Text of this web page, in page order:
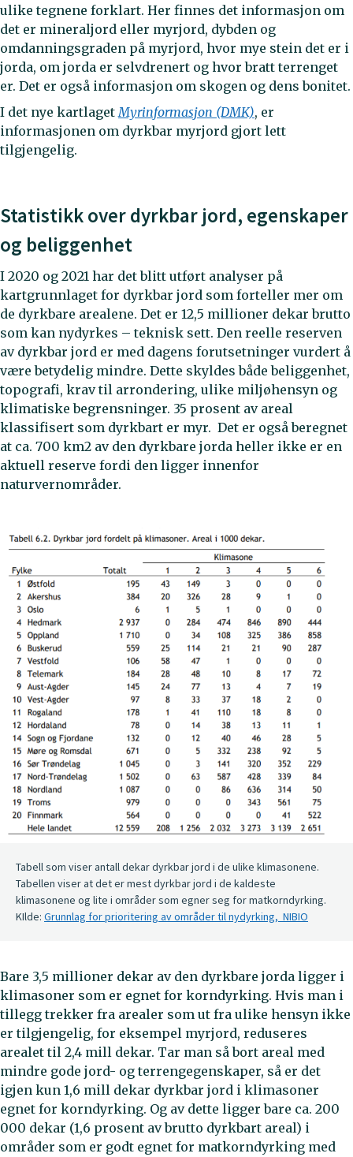
ulike tegnene forklart. Her finnes det informasjon om
det er mineraljord eller myrjord, dybden og
omdanningsgraden på myrjord, hvor mye stein det er i
jorda, om jorda er selvdrenert og hvor bratt terrenget
er. Det er også informasjon om skogen og dens bonitet.
I det nye kartlagetMyrinformasjon (DMK), er
informasjonen om dyrkbar myrjord gjort lett
tilgjengelig.
Statistikk over dyrkbar jord, egenskaper
og beliggenhet
I 2020 og 2021 har det blitt utført analyser på
kartgrunnlaget for dyrkbar jord som forteller mer om
de dyrkbare arealene. Det er 12,5 millioner dekar brutto
som kan nydyrkes – teknisk sett. Den reelle reserven
av dyrkbar jord er med dagens forutsetninger vurdert å
være betydelig mindre. Dette skyldes både beliggenhet,
topografi, krav til arrondering, ulike miljøhensyn og
klimatiske begrensninger. 35 prosent av areal
klassifisert som dyrkbart er myr. Det er også beregnet
at ca. 700 km2 av den dyrkbare jorda heller ikke er en
aktuell reserve fordi den ligger innenfor
naturvernområder.
Tabell som viser antall dekar dyrkbar jord i de ulike klimasonene.
Tabellen viser at det er mest dyrkbar jord i de kaldeste
klimasonene og lite i områder som egner seg for matkorndyrking.
KIlde: Grunnlag for prioritering av områder til nydyrking, NIBIO
Bare 3,5 millioner dekar av den dyrkbare jorda ligger i
klimasoner som er egnet for korndyrking. Hvis man i
tillegg trekker fra arealer som ut fra ulike hensyn ikke
er tilgjengelig, for eksempel myrjord, reduseres
arealet til 2,4 mill dekar. Tar man så bort areal med
mindre gode jord- og terrengegenskaper, så er det
igjen kun 1,6 mill dekar dyrkbar jord i klimasoner
egnet for korndyrking. Og av dette ligger bare ca. 200
000 dekar (1,6 prosent av brutto dyrkbart areal) i
områder som er godt egnet for matkorndyrking med